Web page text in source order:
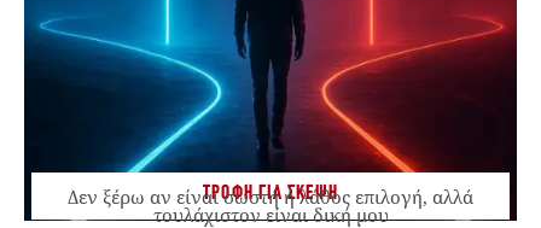
ΤΡΟΦΗ ΓΙΑ ΣΚΕΨΗ
Δεν ξέρω αν είναι σωστή ή λάθος επιλογή, αλλά
τουλάχιστον είναι δική μου